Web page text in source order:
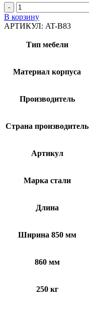
Количество
товара
Стол
вскрытий
В корзину
АРТИКУЛ: AT-B83
Тип мебели
Материал корпуса
Производитель
Страна производитель
Артикул
Марка стали
Длина
Ширина 850 мм
860 мм
250 кг